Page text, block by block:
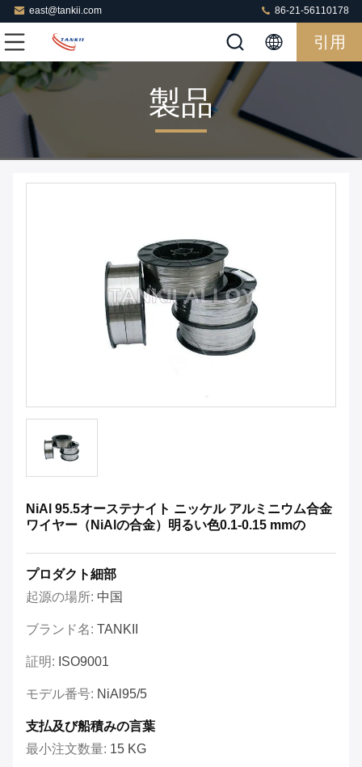
east@tankii.com 86-21-56110178
引用
製品
NiAl 95.5オーステナイト ニッケル アルミニウム合金
ワイヤー（NiAlの合金）明るい色0.1-0.15 mmの
プロダクト細部
起源の場所: 中国
ブランド名: TANKII
証明: ISO9001
モデル番号: NiAl95/5
支払及び船積みの言葉
最小注文数量: 15 KG